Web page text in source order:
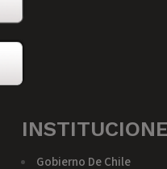
Gobierno De Chile